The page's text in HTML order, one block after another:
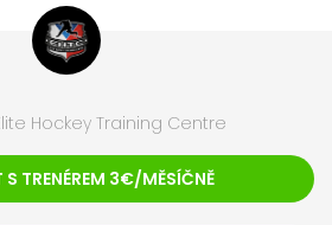
Hockey Training Centre
TRENÉREM 3€/MĚSÍČNĚ